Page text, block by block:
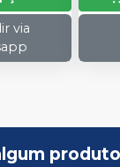
via